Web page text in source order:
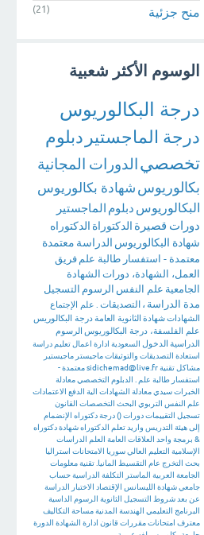
منح جزئية (21)
الوسوم الأكثر شعبية
درجة البكالوريوس
درجة الماجستير دبلوم
تخصصيالدورات المجانية
بكالوريوس شهادة بكالوريوس
البكالوريوس دبلوم الماجستير
دورات قصيرة الدكتوراة الدكتوراه
شهادة البكالوريوس الدراسة معتمدة
معتمدة - استفسار طالبة علم فريق
العمل، الشهادة، دورات الشهادة
الجامعية علم النفس الرسوم التسجيل
مدة الدراسة ، التصديقات . علم الإجتماع
الشهاداتشهادة الثانوية العامةدرجة البكالوريس
علم الفلسفة، درجة البكالوريوس الرسوم
الدراسية الدخول السعودية ادارة اعمالتعليم دراسة
استعادة التصديقات والتوثيقاتماجيستر ماجيستير
مشاكل تقنيةsidichemad@live.frمعتمدة -
استفسار طالبة علم . الدبلوم التخصصيمعادلة
الخبراتسيديمعادلة الشهادات الية الدفع الاعتمادات
علم النفس التربوي البحث التخصصات القانون
تسجيل التقييماتدورات()درجة دكتوراه الإنضمام
إلى هيئة التدريس واريد تعلم الدكتوراهشهادة دكتوراه
& برمجة واحد العلاقات العامة العلم الدراسات
الإسلامية التعليم العاليسوريا الامتحانات استراليا
بحث التخرج عام التقسيط المانيا. تقنية معلومات
الجامعة العربية الماستر التكلفة الدراسيةحساب
جامعيشهادة الليسانس الإقتصاد الاختبار
الدراسة
عن بعدشروط التسجيل الثانوية الرسوم الداسية
البرنامج التعليمي الهندسة المدنيةمساحة التكاليف
معترف امتحاناتمقررات قانون ادارة الشهادة الدورة